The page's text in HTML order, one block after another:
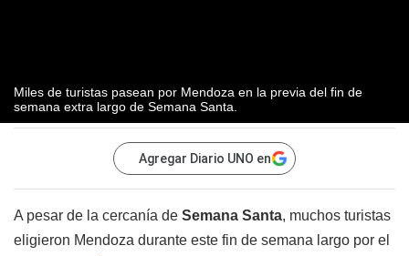
Miles de turistas pasean por Mendoza en la previa del fin de
semana extra largo de Semana Santa.
Agregar Diario UNO en
A pesar de la cercanía de Semana Santa, muchos turistas
eligieron Mendoza durante este fin de semana largo por el